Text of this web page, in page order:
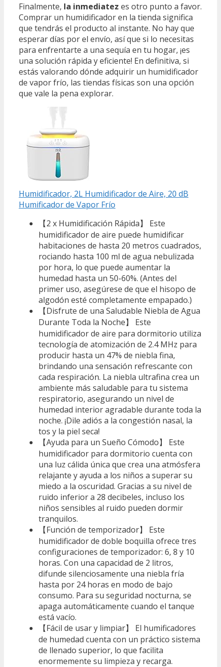
Finalmente, la inmediatez es otro punto a favor.
Comprar un humidificador en la tienda significa
que tendrás el producto al instante. No hay que
esperar días por el envío, así que si lo necesitas
para enfrentarte a una sequía en tu hogar, ¡es
una solución rápida y eficiente! En definitiva, si
estás valorando dónde adquirir un humidificador
de vapor frío, las tiendas físicas son una opción
que vale la pena explorar.
Humidificador, 2L Humidificador de Aire, 20 dB
Humificador de Vapor Frío
【2 x Humidificación Rápida】 Este
humidificador de aire puede humidificar
habitaciones de hasta 20 metros cuadrados,
rociando hasta 100 ml de agua nebulizada
por hora, lo que puede aumentar la
humedad hasta un 50-60%. (Antes del
primer uso, asegúrese de que el hisopo de
algodón esté completamente empapado.)
【Disfrute de una Saludable Niebla de Agua
Durante Toda la Noche】 Este
humidificador de aire para dormitorio utiliza
tecnología de atomización de 2.4 MHz para
producir hasta un 47% de niebla fina,
brindando una sensación refrescante con
cada respiración. La niebla ultrafina crea un
ambiente más saludable para tu sistema
respiratorio, asegurando un nivel de
humedad interior agradable durante toda la
noche. ¡Dile adiós a la congestión nasal, la
tos y la piel seca!
【Ayuda para un Sueño Cómodo】 Este
humidificador para dormitorio cuenta con
una luz cálida única que crea una atmósfera
relajante y ayuda a los niños a superar su
miedo a la oscuridad. Gracias a su nivel de
ruido inferior a 28 decibeles, incluso los
niños sensibles al ruido pueden dormir
tranquilos.
【Función de temporizador】 Este
humidificador de doble boquilla ofrece tres
configuraciones de temporizador: 6, 8 y 10
horas. Con una capacidad de 2 litros,
difunde silenciosamente una niebla fría
hasta por 24 horas en modo de bajo
consumo. Para su seguridad nocturna, se
apaga automáticamente cuando el tanque
está vacío.
【Fácil de usar y limpiar】 El humificadores
de humedad cuenta con un práctico sistema
de llenado superior, lo que facilita
enormemente su limpieza y recarga.